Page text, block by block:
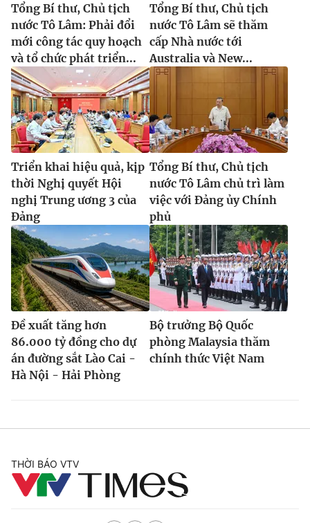
Tổng Bí thư, Chủ tịch
nước Tô Lâm: Phải đổi
mới công tác quy hoạch
và tổ chức phát triển...
Tổng Bí thư, Chủ tịch
nước Tô Lâm sẽ thăm
cấp Nhà nước tới
Australia và New...
Triển khai hiệu quả, kịp
thời Nghị quyết Hội
nghị Trung ương 3 của
Đảng
Tổng Bí thư, Chủ tịch
nước Tô Lâm chủ trì làm
việc với Đảng ủy Chính
phủ
Đề xuất tăng hơn
86.000 tỷ đồng cho dự
án đường sắt Lào Cai -
Hà Nội - Hải Phòng
Bộ trưởng Bộ Quốc
phòng Malaysia thăm
chính thức Việt Nam
THỜI BÁO VTV